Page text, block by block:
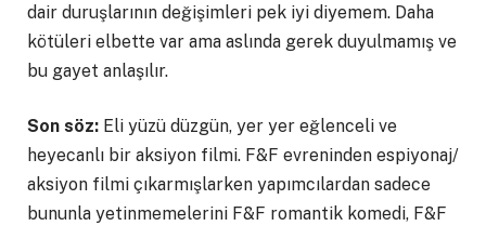
dair duruşlarının değişimleri pek iyi diyemem. Daha
kötüleri elbette var ama aslında gerek duyulmamış ve
bu gayet anlaşılır.
Son söz: Eli yüzü düzgün, yer yer eğlenceli ve
heyecanlı bir aksiyon filmi. F&F evreninden espiyonaj/
aksiyon filmi çıkarmışlarken yapımcılardan sadece
bununla yetinmemelerini F&F romantik komedi, F&F